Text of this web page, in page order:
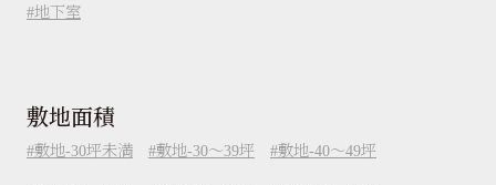
地下室
敷地面積
敷地-30坪未満 敷地-30～39坪 敷地-40～49坪